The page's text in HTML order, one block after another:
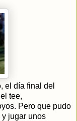
el día final del
tee,
Pero que pudo
jugar unos